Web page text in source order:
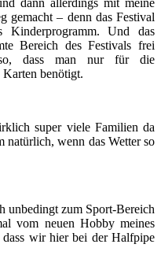
gemacht – denn das Festival
Und das
Bereich des Festivals frei
dass man nur für die
benötigt.
super viele Familien da
natürlich, wenn das Wetter so
unbedingt zum Sport-Bereich
vom neuen Hobby meines
wir hier bei der Halfpipe